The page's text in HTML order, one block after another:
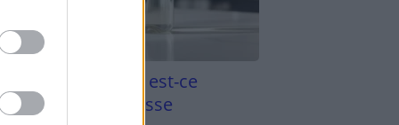
blanc et four est-ce
contre la graisse